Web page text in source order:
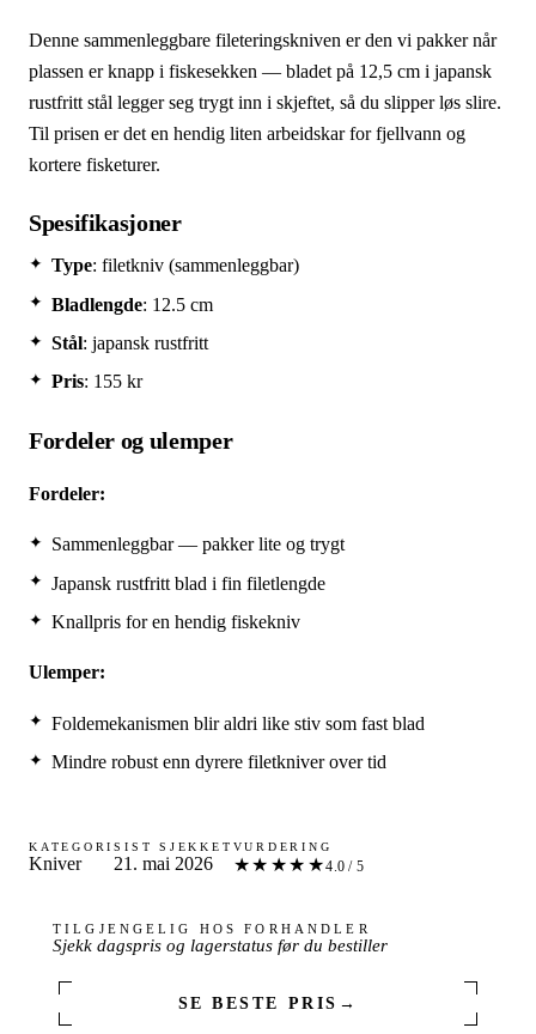
Denne sammenleggbare fileteringskniven er den vi pakker når
plassen er knapp i fiskesekken — bladet på 12,5 cm i japansk
rustfritt stål legger seg trygt inn i skjeftet, så du slipper løs slire.
Til prisen er det en hendig liten arbeidskar for fjellvann og
kortere fisketurer.
Spesifikasjoner
Type: filetkniv (sammenleggbar)
Bladlengde: 12.5 cm
Stål: japansk rustfritt
Pris: 155 kr
Fordeler og ulemper
Fordeler:
Sammenleggbar — pakker lite og trygt
Japansk rustfritt blad i fin filetlengde
Knallpris for en hendig fiskekniv
Ulemper:
Foldemekanismen blir aldri like stiv som fast blad
Mindre robust enn dyrere filetkniver over tid
KATEGORI
Kniver
SIST SJEKKET
21. mai 2026
VURDERING
★★★★ ★4.0 / 5
TILGJENGELIG HOS FORHANDLER
Sjekk dagspris og lagerstatus før du bestiller
SE BESTE PRIS →